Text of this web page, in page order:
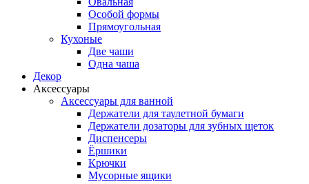
Особой формы
Прямоугольная
Кухоные
Две чаши
Одна чаша
Декор
Аксессуары
Аксессуары для ванной
Держатели для таулетной бумаги
Держатели дозаторы для зубных щеток
Диспенсеры
Ёршики
Крючки
Мусорные ящики